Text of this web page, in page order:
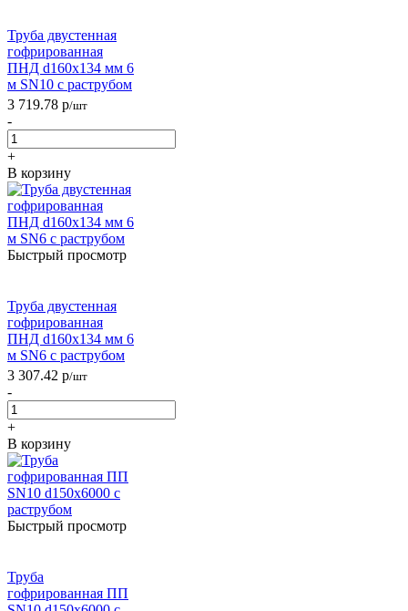
Труба двустенная
гофрированная
ПНД d160х134 мм 6
м SN10 с раструбом
3 719.78 р/шт
-
+
В корзину
Быстрый просмотр
Труба двустенная
гофрированная
ПНД d160х134 мм 6
м SN6 с раструбом
3 307.42 р/шт
-
+
В корзину
Быстрый просмотр
Труба
гофрированная ПП